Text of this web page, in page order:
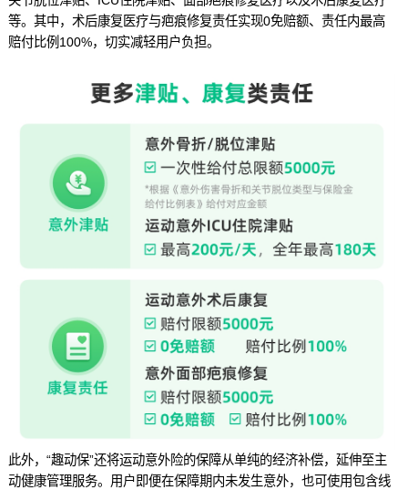
等。其中，术后康复医疗与疤痕修复责任实现0免赔额、责任内最高
赔付比例100%，切实减轻用户负担。
此外，“趣动保”还将运动意外险的保障从单纯的经济补偿，延伸至主
动健康管理服务。用户即便在保障期内未发生意外，也可使用包含线